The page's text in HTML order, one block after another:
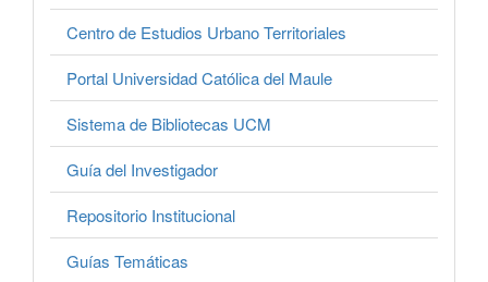
Centro de Estudios Urbano Territoriales
Portal Universidad Católica del Maule
Sistema de Bibliotecas UCM
Guía del Investigador
Repositorio Institucional
Guías Temáticas